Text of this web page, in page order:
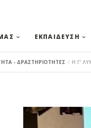
ΕΚΠΑΙΔΕΥΣΗ
- ΔΡΑΣΤΗΡΙΟΤΗΤΕΣ Η Γ’